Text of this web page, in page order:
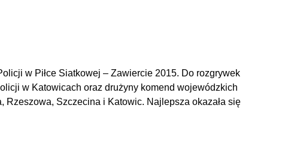
w Piłce Siatkowej – Zawiercie 2015. Do rozgrywek
w Katowicach oraz drużyny komend wojewódzkich
Szczecina i Katowic. Najlepsza okazała się